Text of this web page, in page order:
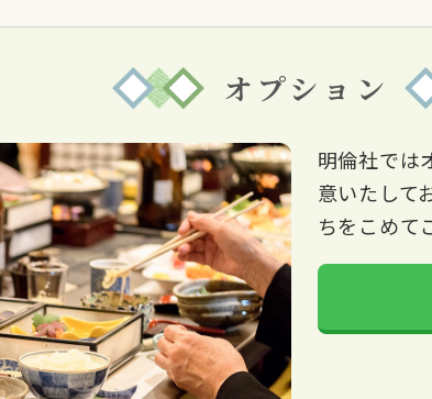
オプション
明倫社では
意いたして
ちをこめて